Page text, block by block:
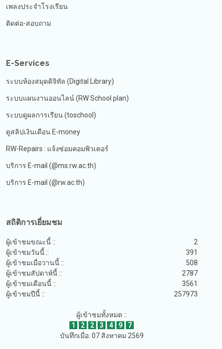
เพลงประจำโรงเรียน
ติดต่อ-สอบถาม
E-Services
ระบบห้องสมุดดิจิทัล (Digital Library)
ระบบแผนงานออนไลน์ (RW School plan)
ระบบดูผลการเรียน (toschool)
ดูสลิปเงินเดือน E-money
RW-Repairs : แจ้งซ่อมคอมพิวเตอร์
บริการ E-mail (@ms.rw.ac.th)
บริการ E-mail (@rw.ac.th)
สถิติการเยี่ยมชม
ผู้เข้าชมขณะนี้ ::
2
ผู้เข้าชมวันนี้ ::
391
ผู้เข้าชมเมื่อวานนี้ ::
508
ผู้เข้าชมสัปดาห์นี้ ::
2787
ผู้เข้าชมเดือนนี้ ::
3561
ผู้เข้าชมปีนี้ ::
257973
ผู้เข้าชมทั้งหมด ::
1
2 2 3 4 9
7
บันทึกเมื่อ: 07 สิงหาคม 2569